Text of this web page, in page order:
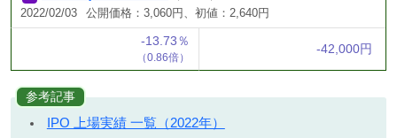
2022/02/03 公開価格：3,060円、初値：2,640円
-13.73％
（0.86倍）
-42,000円
参考記事
IPO 上場実績 一覧（2022年）